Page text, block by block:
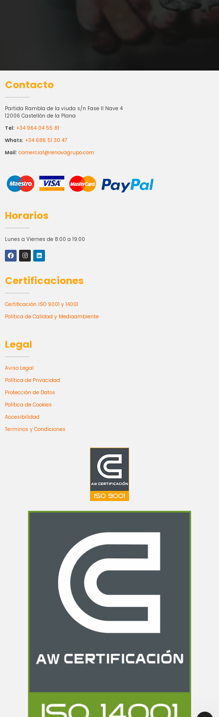
Contacto
Partida Rambla de la viuda s/n Fase II Nave 4
12006 Castellón de la Plana
Tel: +34 964 04 55 81
Whats: +34 686 51 30 47
Mail: comercial@renovagrupo.com
Horarios
Lunes a Viernes de 8:00 a 19:00
Certificaciones
Certificación ISO 9001 y 14001
Política de Calidad y Medioambiente
Legal
Aviso Legal
Política de Privacidad
Protección de Datos
Política de Cookies
Accesibilidad
Terminos y Condiciones